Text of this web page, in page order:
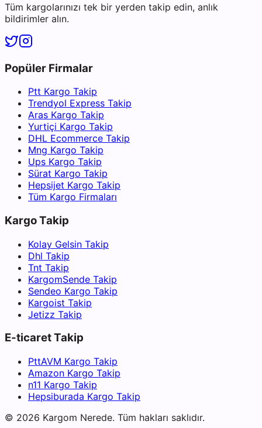
Tüm kargolarınızı tek bir yerden takip edin, anlık
bildirimler alın.
Popüler Firmalar
Ptt Kargo Takip
Trendyol Express Takip
Aras Kargo Takip
Yurtiçi Kargo Takip
DHL Ecommerce Takip
Mng Kargo Takip
Ups Kargo Takip
Sürat Kargo Takip
Hepsijet Kargo Takip
Tüm Kargo Firmaları
Kargo Takip
Kolay Gelsin Takip
Dhl Takip
Tnt Takip
KargomSende Takip
Sendeo Kargo Takip
Kargoist Takip
Jetizz Takip
E-ticaret Takip
PttAVM Kargo Takip
Amazon Kargo Takip
n11 Kargo Takip
Hepsiburada Kargo Takip
© 2026 Kargom Nerede. Tüm hakları saklıdır.